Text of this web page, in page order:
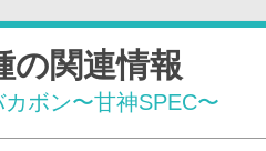
の関連情報
ボン〜甘神SPEC〜